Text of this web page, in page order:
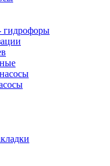
гидрофоры